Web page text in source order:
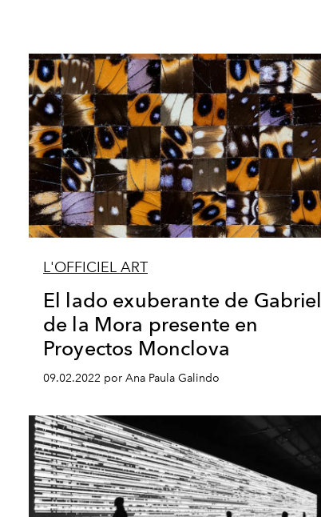
L'OFFICIEL ART
El lado exuberante de Gabriel
de la Mora presente en
Proyectos Monclova
09.02.2022 por Ana Paula Galindo